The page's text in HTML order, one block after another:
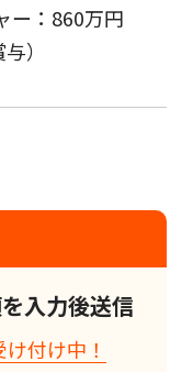
ー：860万円
）
入力後送信
付け中！